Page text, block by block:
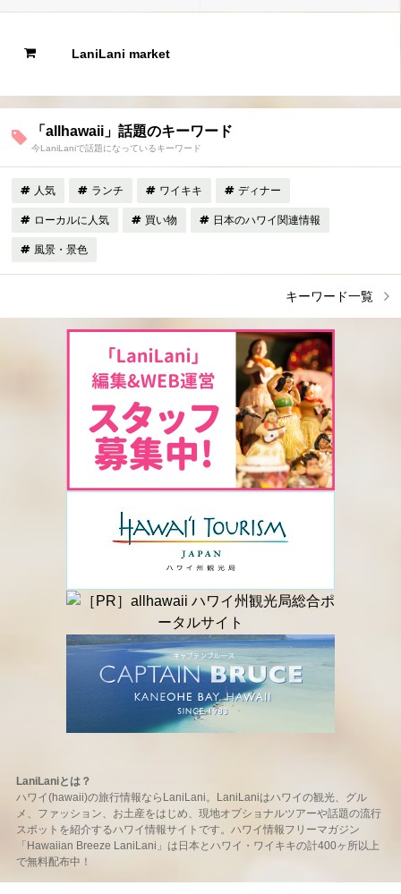
LaniLani market
「allhawaii」話題のキーワード
今LaniLaniで話題になっているキーワード
人気 ランチ ワイキキ ディナー
ローカルに人気 買い物 日本のハワイ関連情報
風景・景色
キーワード一覧
LaniLaniとは？
ハワイ(hawaii)の旅行情報ならLaniLani。LaniLaniはハワイの観光、グル
メ、ファッション、お土産をはじめ、現地オプショナルツアーや話題の流行
スポットを紹介するハワイ情報サイトです。ハワイ情報フリーマガジン
「Hawaiian Breeze LaniLani」は日本とハワイ・ワイキキの計400ヶ所以上
で無料配布中！